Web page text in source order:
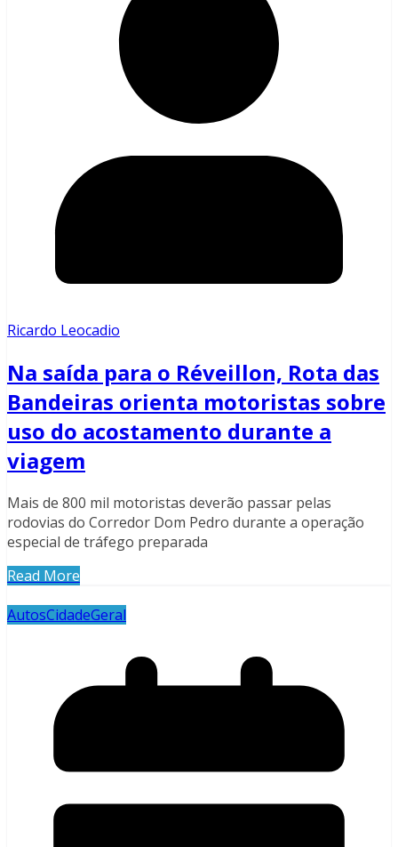
Ricardo Leocadio
Na saída para o Réveillon, Rota das
Bandeiras orienta motoristas sobre
uso do acostamento durante a
viagem
Mais de 800 mil motoristas deverão passar pelas
rodovias do Corredor Dom Pedro durante a operação
especial de tráfego preparada
Read More
AutosCidadeGeral